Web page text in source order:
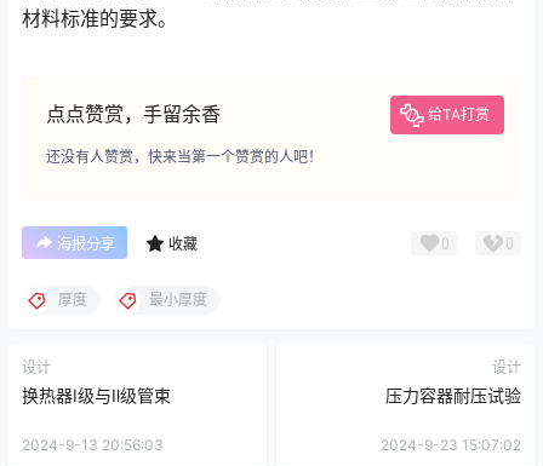
材料标准的要求。
点点赞赏，手留余香 给TA打赏
还没有人赞赏，快来当第一个赞赏的人吧！
海报分享 收藏 0 0
厚度 最小厚度
设计
换热器Ⅰ级与Ⅱ级管束
2024-9-13 20:56:03
设计
压力容器耐压试验
2024-9-23 15:07:02